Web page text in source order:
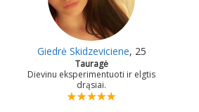
Giedrė Skidzeviciene, 25
Tauragė
Dievinu eksperimentuoti ir elgtis
drąsiai.